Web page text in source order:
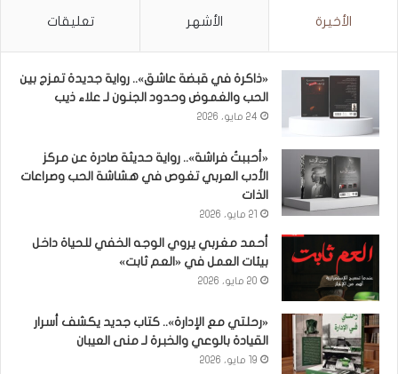
الأخيرة الأشهر تعليقات
«ذاكرة في قبضة عاشق».. رواية جديدة تمزج بين
الحب والغموض وحدود الجنون لـ علاء ذيب
24 مايو، 2026
«أحببتُ فراشة».. رواية حديثة صادرة عن مركز
الأدب العربي تغوص في هشاشة الحب وصراعات
الذات
21 مايو، 2026
أحمد مغربي يروي الوجه الخفي للحياة داخل
بيئات العمل في «العم ثابت»
20 مايو، 2026
«رحلتي مع الإدارة».. كتاب جديد يكشف أسرار
القيادة بالوعي والخبرة لـ منى العيبان
19 مايو، 2026